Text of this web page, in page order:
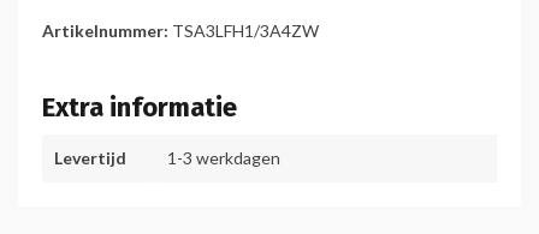
Artikelnummer: TSA3LFH1/3A4ZW
Extra informatie
Levertijd 1-3 werkdagen